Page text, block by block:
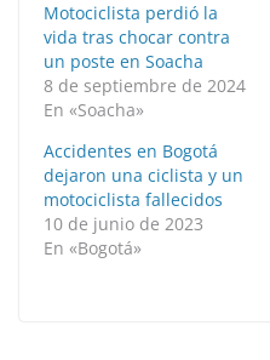
Motociclista perdió la
vida tras chocar contra
un poste en Soacha
8 de septiembre de 2024
En «Soacha»
Accidentes en Bogotá
dejaron una ciclista y un
motociclista fallecidos
10 de junio de 2023
En «Bogotá»